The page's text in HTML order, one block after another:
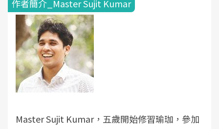
作者簡介_Master Sujit Kumar
Master Sujit Kumar，五歲開始修習瑜珈，參加